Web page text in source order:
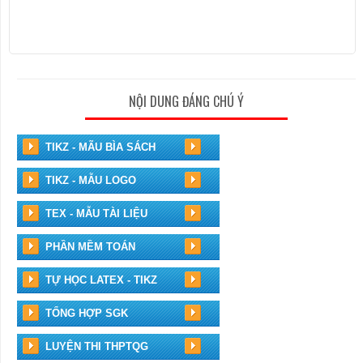
NỘI DUNG ĐÁNG CHÚ Ý
TIKZ - MÃU BÌA SÁCH
TIKZ - MẪU LOGO
TEX - MẪU TÀI LIỆU
PHẦN MỀM TOÁN
TỰ HỌC LATEX - TIKZ
TỔNG HỢP SGK
LUYỆN THI THPTQG